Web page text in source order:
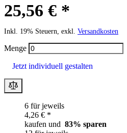
25,56 € *
Inkl. 19% Steuern, exkl. Versandkosten
Menge
Jetzt individuell gestalten
6 für jeweils
4,26 € *
kaufen und 83% sparen